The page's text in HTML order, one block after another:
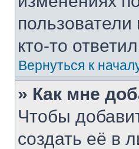
кто-то
Вернуться к
» Как мне
Чтобы
создать её в